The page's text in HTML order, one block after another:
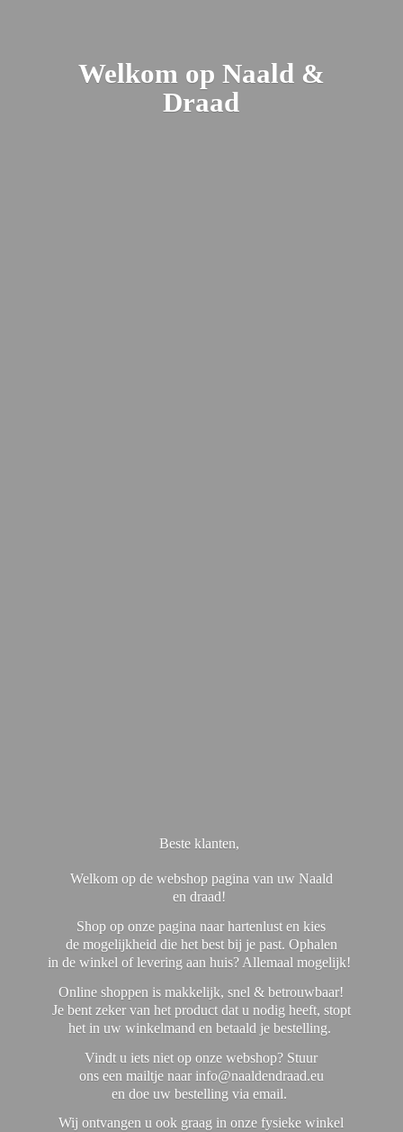
Welkom op Naald &
Draad
Beste klanten,
Welkom op de webshop pagina van uw Naald
en draad!
Shop op onze pagina naar hartenlust en kies
de mogelijkheid die het best bij je past. Ophalen
in de winkel of levering aan huis? Allemaal mogelijk!
Online shoppen is makkelijk, snel & betrouwbaar!
Je bent zeker van het product dat u nodig heeft, stopt
het in uw winkelmand en betaald je bestelling.
Vindt u iets niet op onze webshop? Stuur
ons een mailtje naar info@naaldendraad.eu
en doe uw bestelling via email.
Wij ontvangen u ook graag in onze fysieke winkel